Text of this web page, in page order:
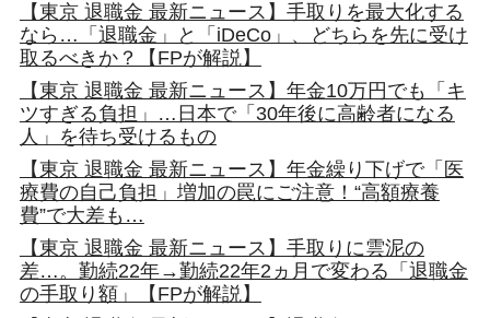
【東京 退職金 最新ニュース】手取りを最大化する
なら…「退職金」と「iDeCo」、どちらを先に受け
取るべきか？【FPが解説】
【東京 退職金 最新ニュース】年金10万円でも「キ
ツすぎる負担」…日本で「30年後に高齢者になる
人」を待ち受けるもの
【東京 退職金 最新ニュース】年金繰り下げで「医
療費の自己負担」増加の罠にご注意！“高額療養
費”で大差も…
【東京 退職金 最新ニュース】手取りに雲泥の
差…。勤続22年→勤続22年2ヵ月で変わる「退職金
の手取り額」【FPが解説】